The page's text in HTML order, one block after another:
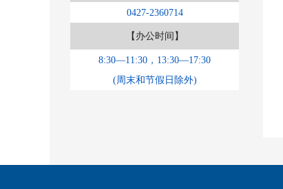
0427-2360714
【办公时间】
8:30—11:30，13:30—17:30
(周末和节假日除外)